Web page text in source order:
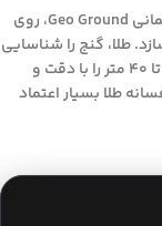
از شرکت بین المللی Gold Master با همکاری شرکت آلمانی Geo Ground، روی
طلا، گنج را شناسایی
کنید. اگر می خواهید فلزات گرانبها، حفره ها و غارها، تا ۴۰ متر را با دقت و
طلا بسیار اعتماد